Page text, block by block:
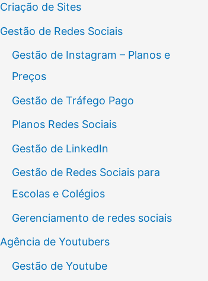
Criação de Sites
Gestão de Redes Sociais
Gestão de Instagram – Planos e
Preços
Gestão de Tráfego Pago
Planos Redes Sociais
Gestão de LinkedIn
Gestão de Redes Sociais para
Escolas e Colégios
Gerenciamento de redes sociais
Agência de Youtubers
Gestão de Youtube